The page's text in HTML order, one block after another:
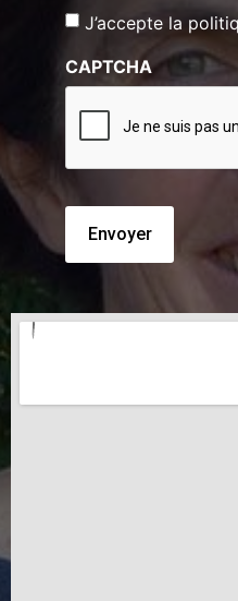
J’accepte la
CAPTCHA